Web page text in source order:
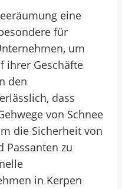
eine
für
um
ihrer Geschäfte
den
dass
von Schnee
die Sicherheit von
Passanten zu
in Kerpen